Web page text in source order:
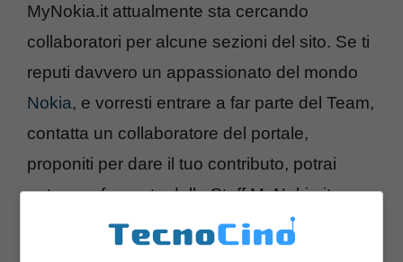
MyNokia.it attualmente sta cercando
collaboratori per alcune sezioni del sito. Se ti
reputi davvero un appassionato del mondo
Nokia, e vorresti entrare a far parte del Team,
contatta un collaboratore del portale,
proponiti per dare il tuo contributo, potrai
entrare a far parte dello Staff MyNokia.it e
vivrai da protagonista il tuo modo di vivere